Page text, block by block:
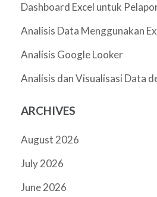
Dashboard Excel untuk
Analisis Data Menggunakan
Analisis Google Looker
Analisis dan Visualisasi Data
ARCHIVES
August 2026
July 2026
June 2026